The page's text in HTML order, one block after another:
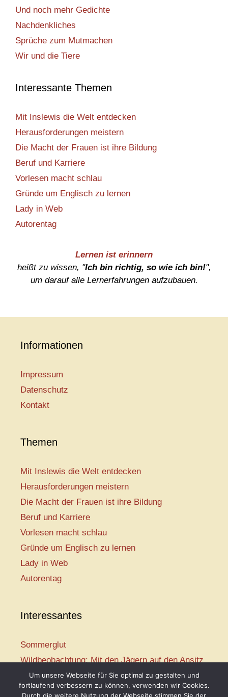
Und noch mehr Gedichte
Nachdenkliches
Sprüche zum Mutmachen
Wir und die Tiere
Interessante Themen
Mit Inslewis die Welt entdecken
Herausforderungen meistern
Die Macht der Frauen ist ihre Bildung
Beruf und Karriere
Vorlesen macht schlau
Gründe um Englisch zu lernen
Lady in Web
Autorentag
Lernen ist erinnern
heißt zu wissen, "Ich bin richtig, so wie ich bin!",
um darauf alle Lernerfahrungen aufzubauen.
Informationen
Impressum
Datenschutz
Kontakt
Themen
Mit Inslewis die Welt entdecken
Herausforderungen meistern
Die Macht der Frauen ist ihre Bildung
Beruf und Karriere
Vorlesen macht schlau
Gründe um Englisch zu lernen
Lady in Web
Autorentag
Interessantes
Sommerglut
Wildbeobachtung: Mit den Jägern auf den Ansitz
Mir ist so heiß
Mission: Rettungsschwimmer
Um unsere Webseite für Sie optimal zu gestalten und
fortlaufend verbessern zu können, verwenden wir Cookies.